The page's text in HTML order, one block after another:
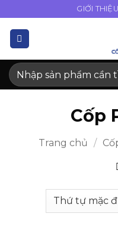
dung
GIỚI THIỆU
Tìm
kiếm:
Cốp
Trang chủ /